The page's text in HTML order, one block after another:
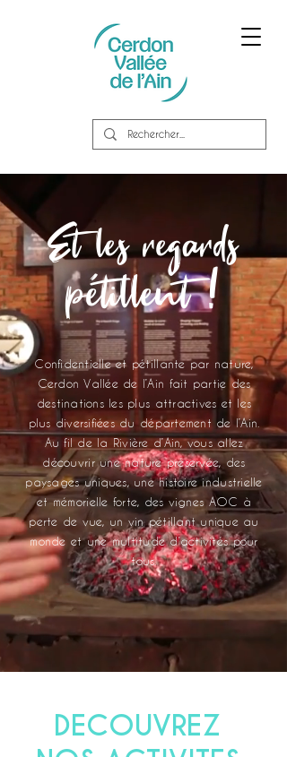
Et les regards
pétillent !
Confidentielle et pétillante par nature,
Cerdon Vallée de l’Ain fait partie des
destinations les plus attractives et les
plus diversifiées du département de l’Ain.
Au fil de la Rivière d’Ain, vous allez
découvrir une nature préservée, des
paysages uniques, une histoire industrielle
et mémorielle forte, des vignes AOC à
perte de vue, un vin pétillant unique au
monde et une multitude d’activités pour
tous.
DECOUVREZ